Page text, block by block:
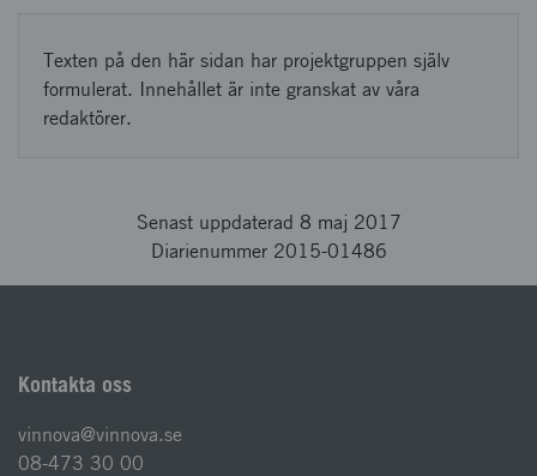
Texten på den här sidan har projektgruppen själv
formulerat. Innehållet är inte granskat av våra
redaktörer.
Senast uppdaterad 8 maj 2017
Diarienummer 2015-01486
Kontakta oss
vinnova@vinnova.se
08-473 30 00